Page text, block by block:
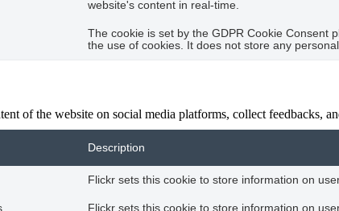
website's content in real-time.
The cookie is set by the GDPR Cookie Consent
the use of cookies. It does not store any
of the website on social media platforms, collect feedbacks,
Description
Flickr sets this cookie to store information on
Flickr sets this cookie to store information on